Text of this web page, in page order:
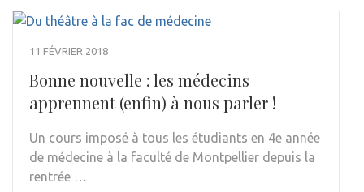
11 FÉVRIER 2018
Bonne nouvelle : les médecins
apprennent (enfin) à nous parler !
Un cours imposé à tous les étudiants en 4e année
de médecine à la faculté de Montpellier depuis la
rentrée …